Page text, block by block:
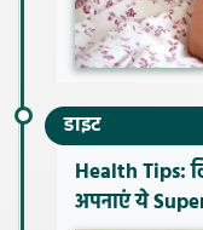
डाइट
Health Tips:
अपनाएं ये